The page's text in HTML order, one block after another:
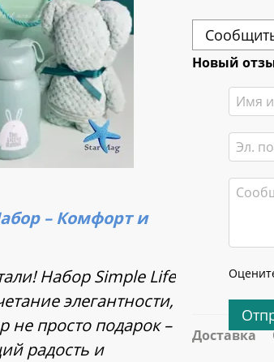
– Комфорт и
Набор Simple Life
элегантности,
не просто подарок –
радость и
Новый
Доставка